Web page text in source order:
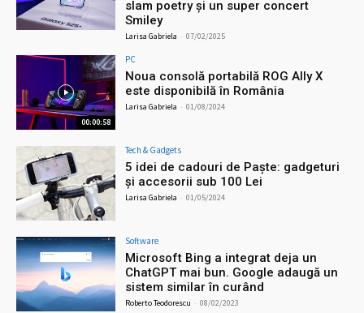
slam poetry și un super concert
Smiley
Larisa Gabriela - 07/02/2025
00:00:58
PC
Noua consolă portabilă ROG Ally X
este disponibilă în România
Larisa Gabriela - 01/08/2024
Tech & Gadgets
5 idei de cadouri de Paște: gadgeturi
și accesorii sub 100 Lei
Larisa Gabriela - 01/05/2024
Software
Microsoft Bing a integrat deja un
ChatGPT mai bun. Google adaugă un
sistem similar în curând
Roberto Teodorescu - 08/02/2023